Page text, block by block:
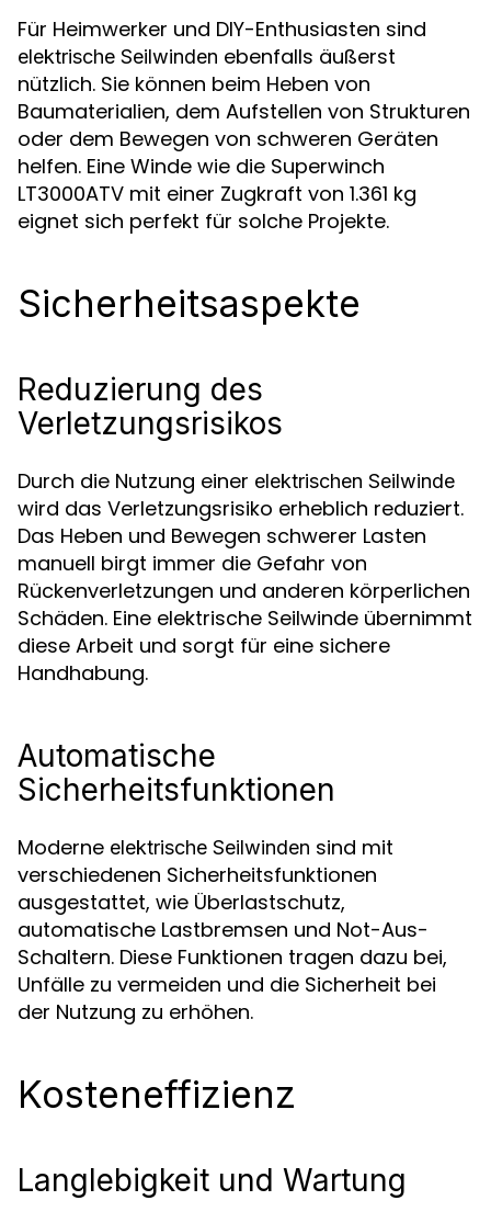
Für Heimwerker und DIY-Enthusiasten sind
elektrische Seilwinden ebenfalls äußerst
nützlich. Sie können beim Heben von
Baumaterialien, dem Aufstellen von Strukturen
oder dem Bewegen von schweren Geräten
helfen. Eine Winde wie die Superwinch
LT3000ATV mit einer Zugkraft von 1.361 kg
eignet sich perfekt für solche Projekte.
Sicherheitsaspekte
Reduzierung des
Verletzungsrisikos
Durch die Nutzung einer elektrischen Seilwinde
wird das Verletzungsrisiko erheblich reduziert.
Das Heben und Bewegen schwerer Lasten
manuell birgt immer die Gefahr von
Rückenverletzungen und anderen körperlichen
Schäden. Eine elektrische Seilwinde übernimmt
diese Arbeit und sorgt für eine sichere
Handhabung.
Automatische
Sicherheitsfunktionen
Moderne elektrische Seilwinden sind mit
verschiedenen Sicherheitsfunktionen
ausgestattet, wie Überlastschutz,
automatische Lastbremsen und Not-Aus-
Schaltern. Diese Funktionen tragen dazu bei,
Unfälle zu vermeiden und die Sicherheit bei
der Nutzung zu erhöhen.
Kosteneffizienz
Langlebigkeit und Wartung